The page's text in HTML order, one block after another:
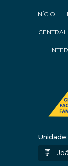
INÍCIO
Unidade: